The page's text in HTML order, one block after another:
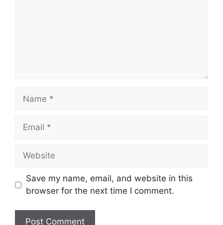
Name
Email
Website
Save my name, email, and website in this
browser for the next time I comment.